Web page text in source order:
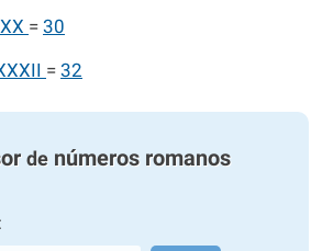
= 30
= 32
de números romanos